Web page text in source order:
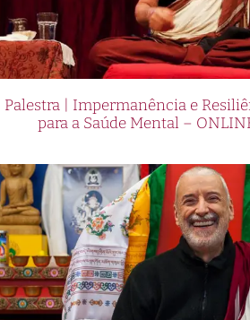
Palestra | Impermanência e
para a Saúde Mental –